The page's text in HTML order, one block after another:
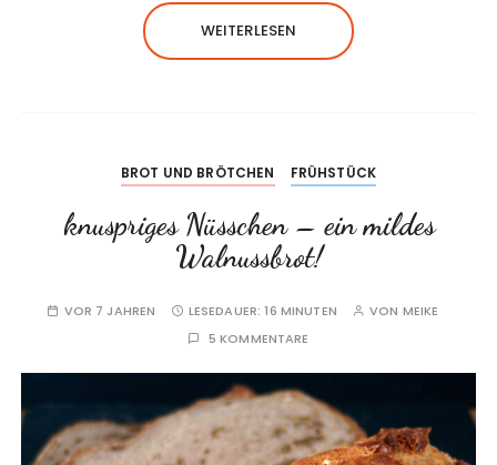
WEITERLESEN
BROT UND BRÖTCHEN FRÜHSTÜCK
knuspriges Nüsschen – ein mildes
Walnussbrot!
VOR 7 JAHREN LESEDAUER:16 MINUTEN VON MEIKE
5 KOMMENTARE